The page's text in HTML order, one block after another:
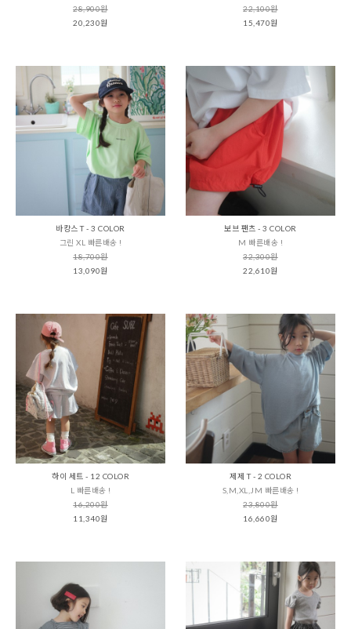
28,900원
20,230원
22,100원
15,470원
바캉스 T - 3 COLOR
그린 XL 빠른배송 !
18,700원
13,090원
보브 팬츠 - 3 COLOR
M 빠른배송 !
32,300원
22,610원
하이 세트 - 12 COLOR
L 빠른배송 !
16,200원
11,340원
제제 T - 2 COLOR
S,M,XL,JM 빠른배송 !
23,800원
16,660원